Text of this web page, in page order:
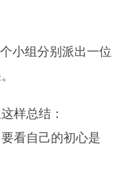
小组分别派出一位
样总结：
看自己的初心是